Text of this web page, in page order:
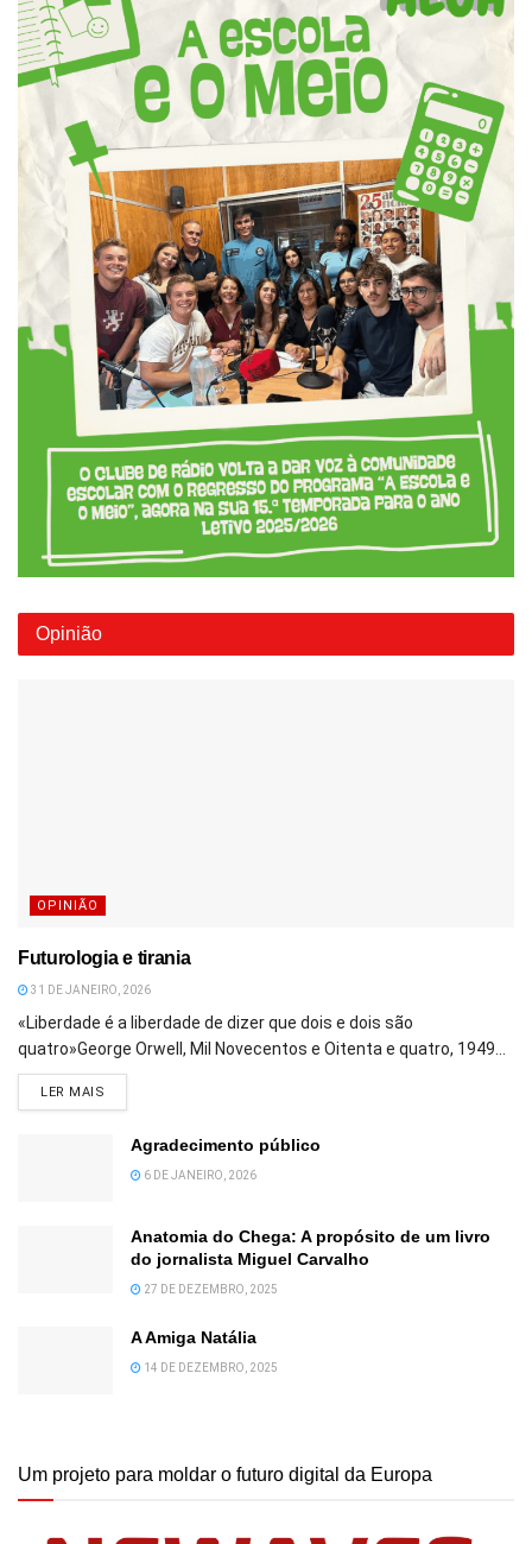
Opinião
OPINIÃO
Futurologia e tirania
31 DE JANEIRO, 2026
«Liberdade é a liberdade de dizer que dois e dois são
quatro»George Orwell, Mil Novecentos e Oitenta e quatro, 1949...
LER MAIS
Agradecimento público
6 DE JANEIRO, 2026
Anatomia do Chega: A propósito de um livro
do jornalista Miguel Carvalho
27 DE DEZEMBRO, 2025
A Amiga Natália
14 DE DEZEMBRO, 2025
Um projeto para moldar o futuro digital da Europa